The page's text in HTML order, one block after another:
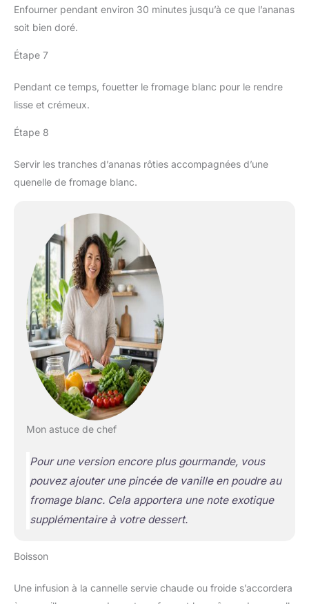
Enfourner pendant environ 30 minutes jusqu’à ce que l’ananas
soit bien doré.
Étape 7
Pendant ce temps, fouetter le fromage blanc pour le rendre
lisse et crémeux.
Étape 8
Servir les tranches d’ananas rôties accompagnées d’une
quenelle de fromage blanc.
Mon astuce de chef
Pour une version encore plus gourmande, vous
pouvez ajouter une pincée de vanille en poudre au
fromage blanc. Cela apportera une note exotique
supplémentaire à votre dessert.
Boisson
Une infusion à la cannelle servie chaude ou froide s’accordera